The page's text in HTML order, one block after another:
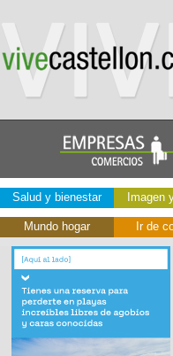
Salud y bienestar Imagen
Mundo hogar Ir de